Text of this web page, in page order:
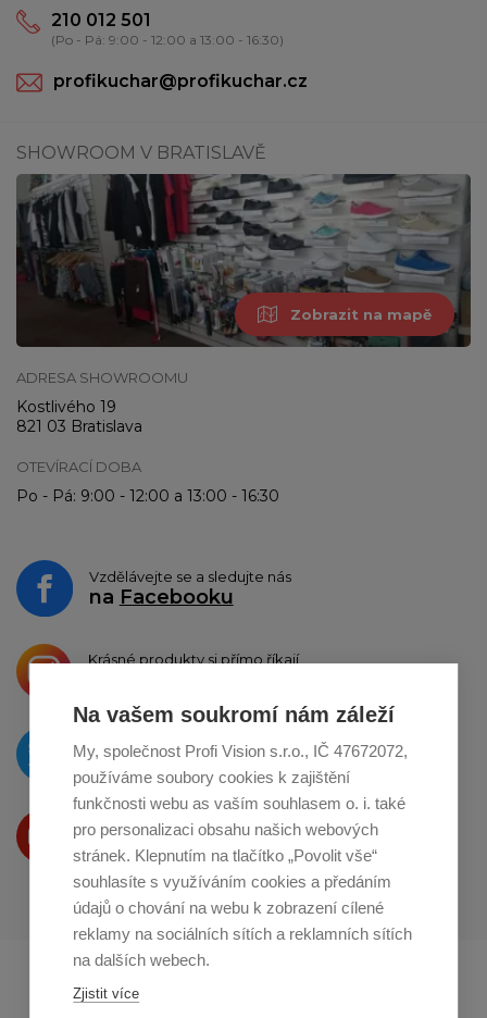
Na vašem soukromí nám záleží
My, společnost Profi Vision s.r.o., IČ 47672072,
používáme soubory cookies k zajištění
funkčnosti webu as vaším souhlasem o. i. také
pro personalizaci obsahu našich webových
stránek. Klepnutím na tlačítko „Povolit vše“
souhlasíte s využíváním cookies a předáním
údajů o chování na webu k zobrazení cílené
reklamy na sociálních sítích a reklamních sítích
na dalších webech.
Zjistit více
210 012 501
(Po - Pá: 9:00 - 12:00 a 13:00 - 16:30)
profikuchar@profikuchar.cz
SHOWROOM V BRATISLAVĚ
Zobrazit na mapě
ADRESA SHOWROOMU
Kostlivého 19
821 03 Bratislava
OTEVÍRACÍ DOBA
Po - Pá: 9:00 - 12:00 a 13:00 - 16:30
Vzdělávejte se a sledujte nás
na Facebooku
Krásné produkty si přímo říkají
O novinkách píšeme
naTwitteru
Produkty Vám představujeme
na Youtube
Profikuchar.sk